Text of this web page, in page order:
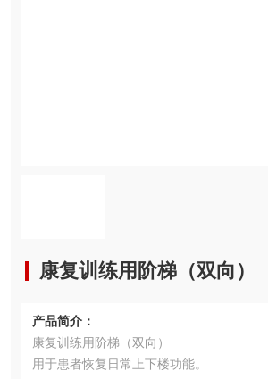
康复训练用阶梯（双向）
产品简介：
康复训练用阶梯（双向）
用于患者恢复日常上下楼功能。